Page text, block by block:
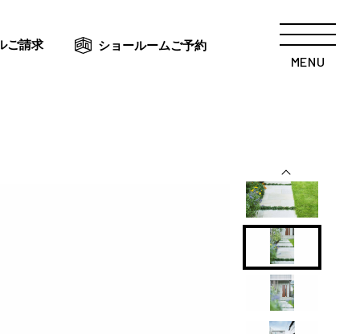
ご請求 ショールームご予約
MENU